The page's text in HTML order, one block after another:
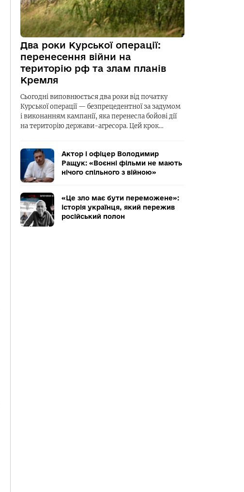
Два роки Курської операції:
перенесення війни на
територію рф та злам планів
Кремля
Сьогодні виповнюється два роки від початку
Курської операції — безпрецедентної за задумом
і виконанням кампанії, яка перенесла бойові дії
на територію держави-агресора. Цей крок…
Актор і офіцер Володимир
Ращук: «Воєнні фільми не мають
нічого спільного з війною»
«Це зло має бути переможене»:
історія українця, який пережив
російський полон